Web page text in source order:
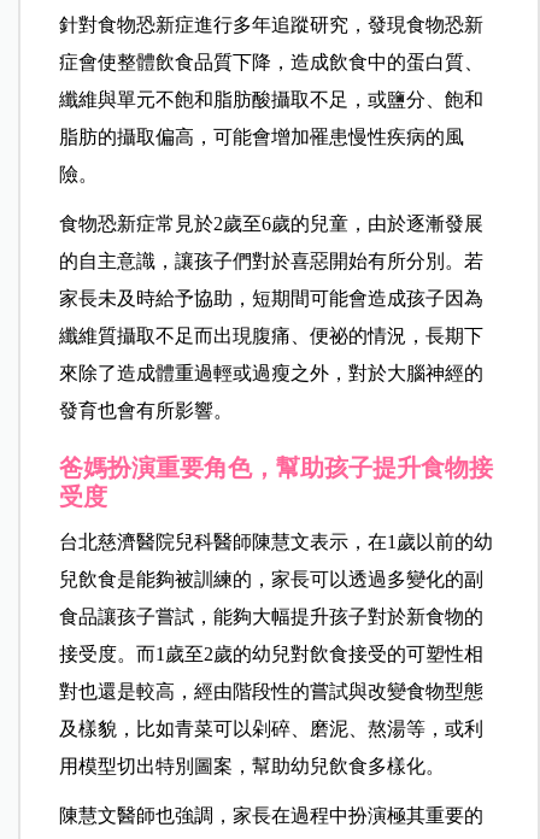
針對食物恐新症進行多年追蹤研究，發現食物恐新
症會使整體飲食品質下降，造成飲食中的蛋白質、
纖維與單元不飽和脂肪酸攝取不足，或鹽分、飽和
脂肪的攝取偏高，可能會增加罹患慢性疾病的風
險。
食物恐新症常見於2歲至6歲的兒童，由於逐漸發展
的自主意識，讓孩子們對於喜惡開始有所分別。若
家長未及時給予協助，短期間可能會造成孩子因為
纖維質攝取不足而出現腹痛、便祕的情況，長期下
來除了造成體重過輕或過瘦之外，對於大腦神經的
發育也會有所影響。
爸媽扮演重要角色，幫助孩子提升食物接
受度
台北慈濟醫院兒科醫師陳慧文表示，在1歲以前的幼
兒飲食是能夠被訓練的，家長可以透過多變化的副
食品讓孩子嘗試，能夠大幅提升孩子對於新食物的
接受度。而1歲至2歲的幼兒對飲食接受的可塑性相
對也還是較高，經由階段性的嘗試與改變食物型態
及樣貌，比如青菜可以剁碎、磨泥、熬湯等，或利
用模型切出特別圖案，幫助幼兒飲食多樣化。
陳慧文醫師也強調，家長在過程中扮演極其重要的